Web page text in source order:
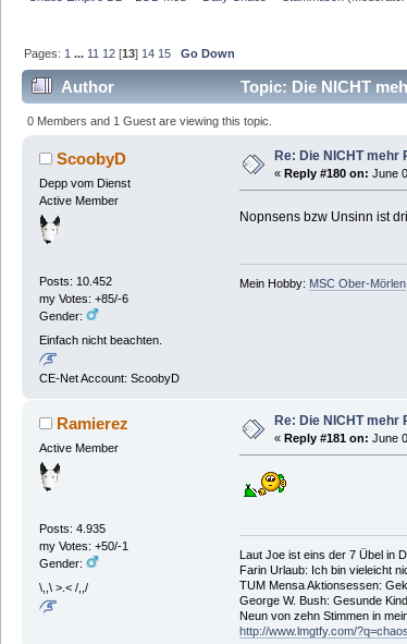
Pages: 1 ... 11 12 [13] 14 15 Go Down
Author Topic: Die NICHT
0 Members and 1 Guest are viewing this topic.
ScoobyD
Depp vom Dienst
Active Member
Posts: 10.452
my Votes: +85/-6
Gender:
Einfach nicht beachten.
CE-Net Account: ScoobyD
Re: Die NICHT mehr
« Reply #180 on: June
Nopnsens bzw Unsinn ist
Mein Hobby: MSC Ober-Mörlen
Ramierez
Active Member
Posts: 4.935
my Votes: +50/-1
Gender:
\,,\ >.< /,,/
Re: Die NICHT mehr
« Reply #181 on: June
Laut Joe ist eins der 7 Übel in
Farin Urlaub: Ich bin vieleicht
TUM Mensa Aktionsessen:
George W. Bush: Gesunde
Neun von zehn Stimmen in
http://www.lmgtfy.com/